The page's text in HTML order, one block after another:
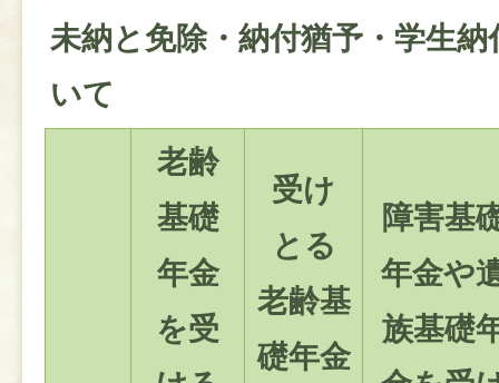
未納と免除・納付猶予・学生
いて
老齢
基礎
年金
を受
受け
とる
老齢基
礎年金
障害基
年金や
族基礎